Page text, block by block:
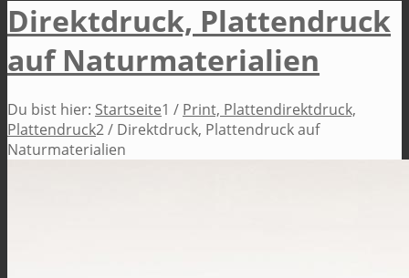
Direktdruck, Plattendruck
auf Naturmaterialien
Du bist hier: Startseite1 / Print, Plattendirektdruck,
Plattendruck2/ Direktdruck, Plattendruck auf
Naturmaterialien